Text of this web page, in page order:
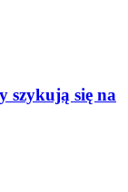
szykują się na